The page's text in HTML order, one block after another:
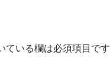
ている欄は必須項目です